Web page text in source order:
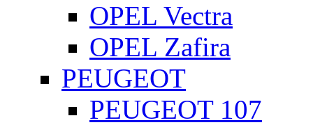
OPEL Vectra
OPEL Zafira
PEUGEOT
PEUGEOT 107